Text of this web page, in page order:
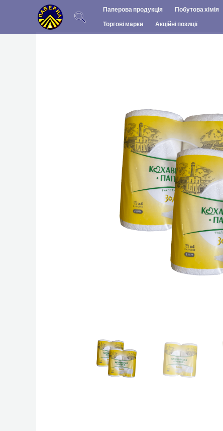
вмісту
Паперова продукція Побутова хімія
Торгові марки
Акційні позиції